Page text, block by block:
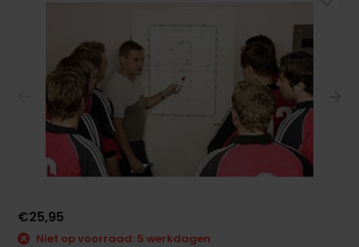
€25,95
Niet op voorraad: 5 werkdagen